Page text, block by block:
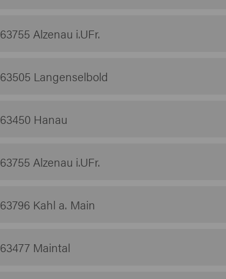
63755 Alzenau i.UFr.
63505 Langenselbold
63450 Hanau
63755 Alzenau i.UFr.
63796 Kahl a. Main
63477 Maintal